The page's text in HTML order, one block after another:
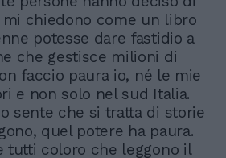
chiedono come un libro
potesse dare fastidio a
che gestisce milioni di
faccio paura io, né le mie
e non solo nel sud Italia.
sente che si tratta di storie
quel potere ha paura.
tutti coloro che leggono il